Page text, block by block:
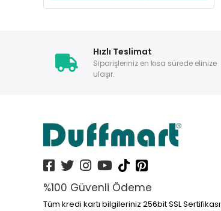
Hızlı Teslimat
Siparişleriniz en kısa sürede elinize
ulaşır.
%100 Güvenli Ödeme
Tüm kredi kartı bilgileriniz 256bit SSL